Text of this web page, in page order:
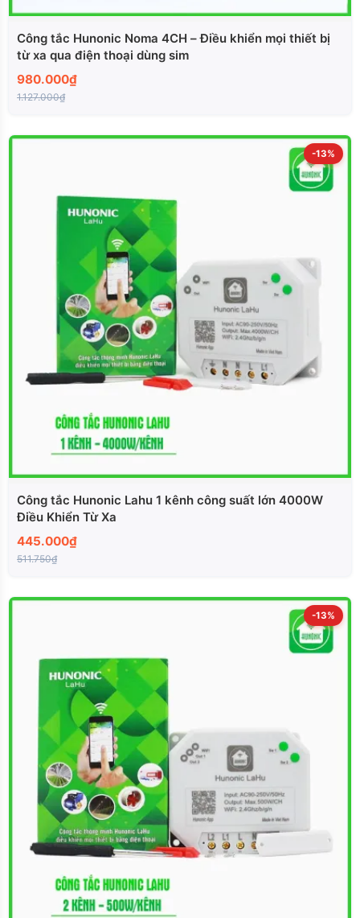
Công tắc Hunonic Noma 4CH – Điều khiển mọi thiết bị
từ xa qua điện thoại dùng sim
980.000₫
1.127.000₫
-13%
Công tắc Hunonic Lahu 1 kênh công suất lớn 4000W
Điều Khiển Từ Xa
445.000₫
511.750₫
-13%